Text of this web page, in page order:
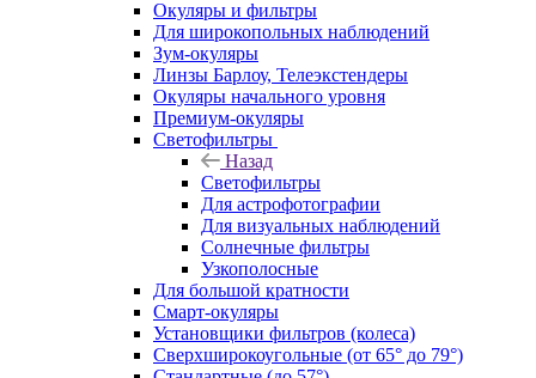
Окуляры и фильтры
Для широкопольных наблюдений
Зум-окуляры
Линзы Барлоу, Телеэкстендеры
Окуляры начального уровня
Премиум-окуляры
Светофильтры
Назад
Светофильтры
Для астрофотографии
Для визуальных наблюдений
Солнечные фильтры
Узкополосные
Для большой кратности
Смарт-окуляры
Установщики фильтров (колеса)
Сверхширокоугольные (от 65° до 79°)